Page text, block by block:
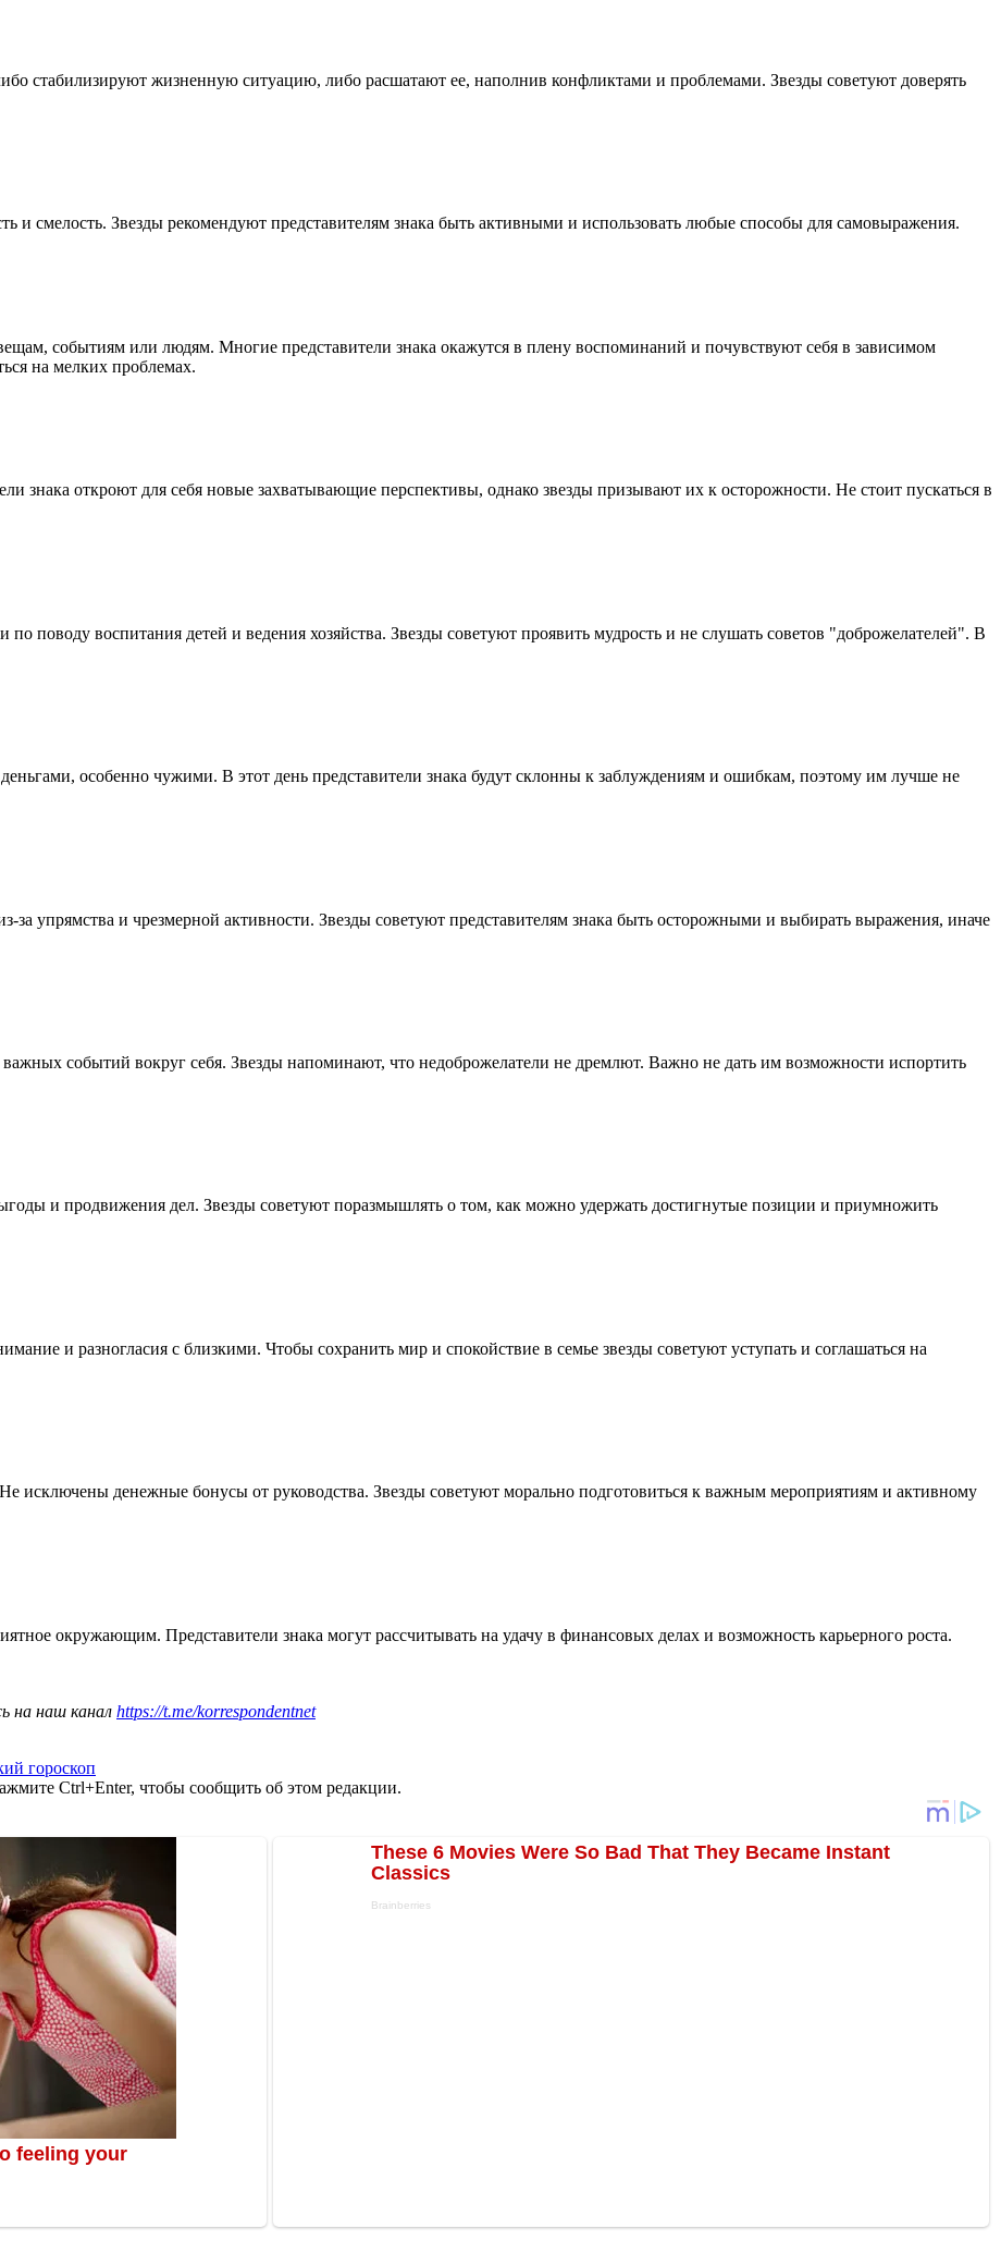
стабилизируют жизненную ситуацию, либо расшатают ее, наполнив конфликтами и проблемами. Звезды советуют доверять
и смелость. Звезды рекомендуют представителям знака быть активными и использовать любые способы для самовыражения.
событиям или людям. Многие представители знака окажутся в плену воспоминаний и почувствуют себя в зависимом
на мелких проблемах.
знака откроют для себя новые захватывающие перспективы, однако звезды призывают их к осторожности. Не стоит пускаться в
поводу воспитания детей и ведения хозяйства. Звезды советуют проявить мудрость и не слушать советов "доброжелателей". В
особенно чужими. В этот день представители знака будут склонны к заблуждениям и ошибкам, поэтому им лучше не
упрямства и чрезмерной активности. Звезды советуют представителям знака быть осторожными и выбирать выражения, иначе
событий вокруг себя. Звезды напоминают, что недоброжелатели не дремлют. Важно не дать им возможности испортить
и продвижения дел. Звезды советуют поразмышлять о том, как можно удержать достигнутые позиции и приумножить
и разногласия с близкими. Чтобы сохранить мир и спокойствие в семье звезды советуют уступать и соглашаться на
исключены денежные бонусы от руководства. Звезды советуют морально подготовиться к важным мероприятиям и активному
окружающим. Представители знака могут рассчитывать на удачу в финансовых делах и возможность карьерного роста.
на наш канал https://t.me/korrespondentnet
гороскоп
Ctrl+Enter, чтобы сообщить об этом редакции.